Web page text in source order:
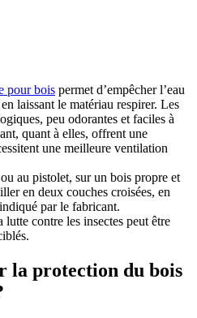
pour bois permet d’empêcher l’eau
laissant le matériau respirer. Les
peu odorantes et faciles à
quant à elles, offrent une
une meilleure ventilation
au pistolet, sur un bois propre et
en deux couches croisées, en
par le fabricant.
contre les insectes peut être
la protection du bois